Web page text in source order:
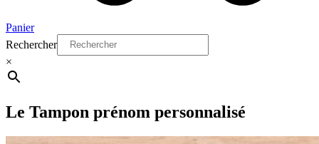
Panier
Rechercher
×
Le Tampon prénom personnalisé